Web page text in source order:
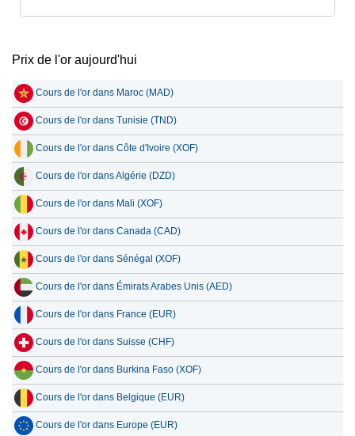
Prix de l'or aujourd'hui
Cours de l'or dans Maroc (MAD)
Cours de l'or dans Tunisie (TND)
Cours de l'or dans Côte d'Ivoire (XOF)
Cours de l'or dans Algérie (DZD)
Cours de l'or dans Mali (XOF)
Cours de l'or dans Canada (CAD)
Cours de l'or dans Sénégal (XOF)
Cours de l'or dans Émirats Arabes Unis (AED)
Cours de l'or dans France (EUR)
Cours de l'or dans Suisse (CHF)
Cours de l'or dans Burkina Faso (XOF)
Cours de l'or dans Belgique (EUR)
Cours de l'or dans Europe (EUR)